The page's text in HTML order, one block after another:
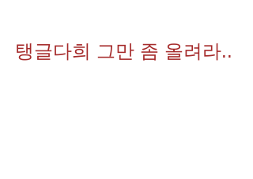
탱글다희 그만 좀 올려라..